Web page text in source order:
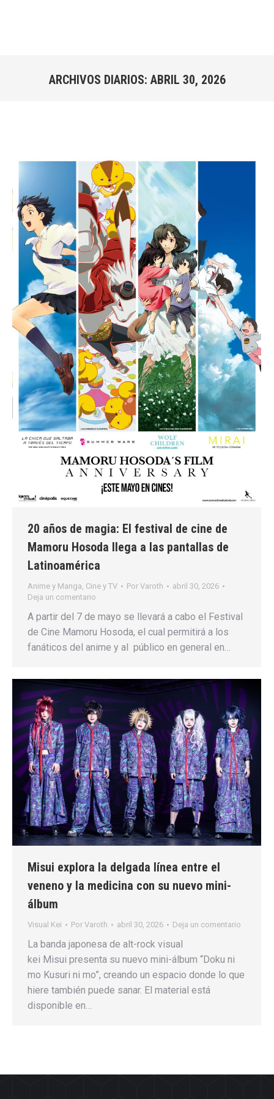
ARCHIVOS DIARIOS: ABRIL 30, 2026
20 años de magia: El festival de cine de
Mamoru Hosoda llega a las pantallas de
Latinoamérica
Anime y Manga Cine y TV Por Varoth
abril 30, 2026
Deja un comentario
A partir del 7 de mayo se llevará a cabo el Festival
de Cine Mamoru Hosoda, el cual permitirá a los
fanáticos del anime y al público en general en…
Misui explora la delgada línea entre el
veneno y la medicina con su nuevo mini-
álbum
Visual Kei Por Varoth abril 30, 2026 Deja un comentario
La banda japonesa de alt-rock visual
kei Misui presenta su nuevo mini-álbum “Doku ni
mo Kusuri ni mo”, creando un espacio donde lo que
hiere también puede sanar. El material está
disponible en…